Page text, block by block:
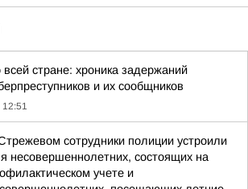
всей стране: хроника задержаний
и их сообщников
12:51
сотрудники полиции устроили
несовершеннолетних, состоящих на
учете и